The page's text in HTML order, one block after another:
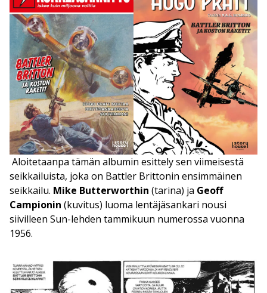
Aloitetaanpa tämän albumin esittely sen viimeisestä
seikkailuista, joka on Battler Brittonin ensimmäinen
seikkailu. Mike Butterworthin (tarina) ja Geoff
Campionin (kuvitus) luoma lentäjäsankari nousi
siivilleen Sun-lehden tammikuun numerossa vuonna
1956.